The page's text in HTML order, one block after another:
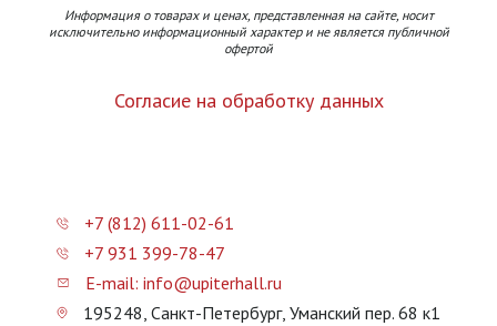
Информация о товарах и ценах, представленная на сайте, носит
исключительно информационный характер и не является публичной
офертой
Согласие на обработку данных
+7 (812) 611-02-61
+7 931 399-78-47
E-mail: info@upiterhall.ru
195248, Санкт-Петербург, Уманский пер. 68 к1